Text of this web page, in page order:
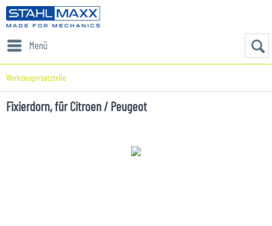
Menü
Werkzeugersatzteile
Fixierdorn, für Citroen / Peugeot